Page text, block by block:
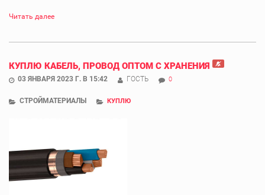
Читать далее
КУПЛЮ КАБЕЛЬ, ПРОВОД ОПТОМ С ХРАНЕНИЯ
03 ЯНВАРЯ 2023 Г. В 15:42 ГОСТЬ 0
СТРОЙМАТЕРИАЛЫ КУПЛЮ